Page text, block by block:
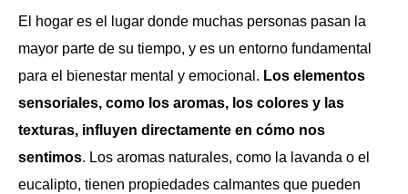
El hogar es el lugar donde muchas personas pasan la
mayor parte de su tiempo, y es un entorno fundamental
para el bienestar mental y emocional. Los elementos
sensoriales, como los aromas, los colores y las
texturas, influyen directamente en cómo nos
sentimos. Los aromas naturales, como la lavanda o el
eucalipto, tienen propiedades calmantes que pueden